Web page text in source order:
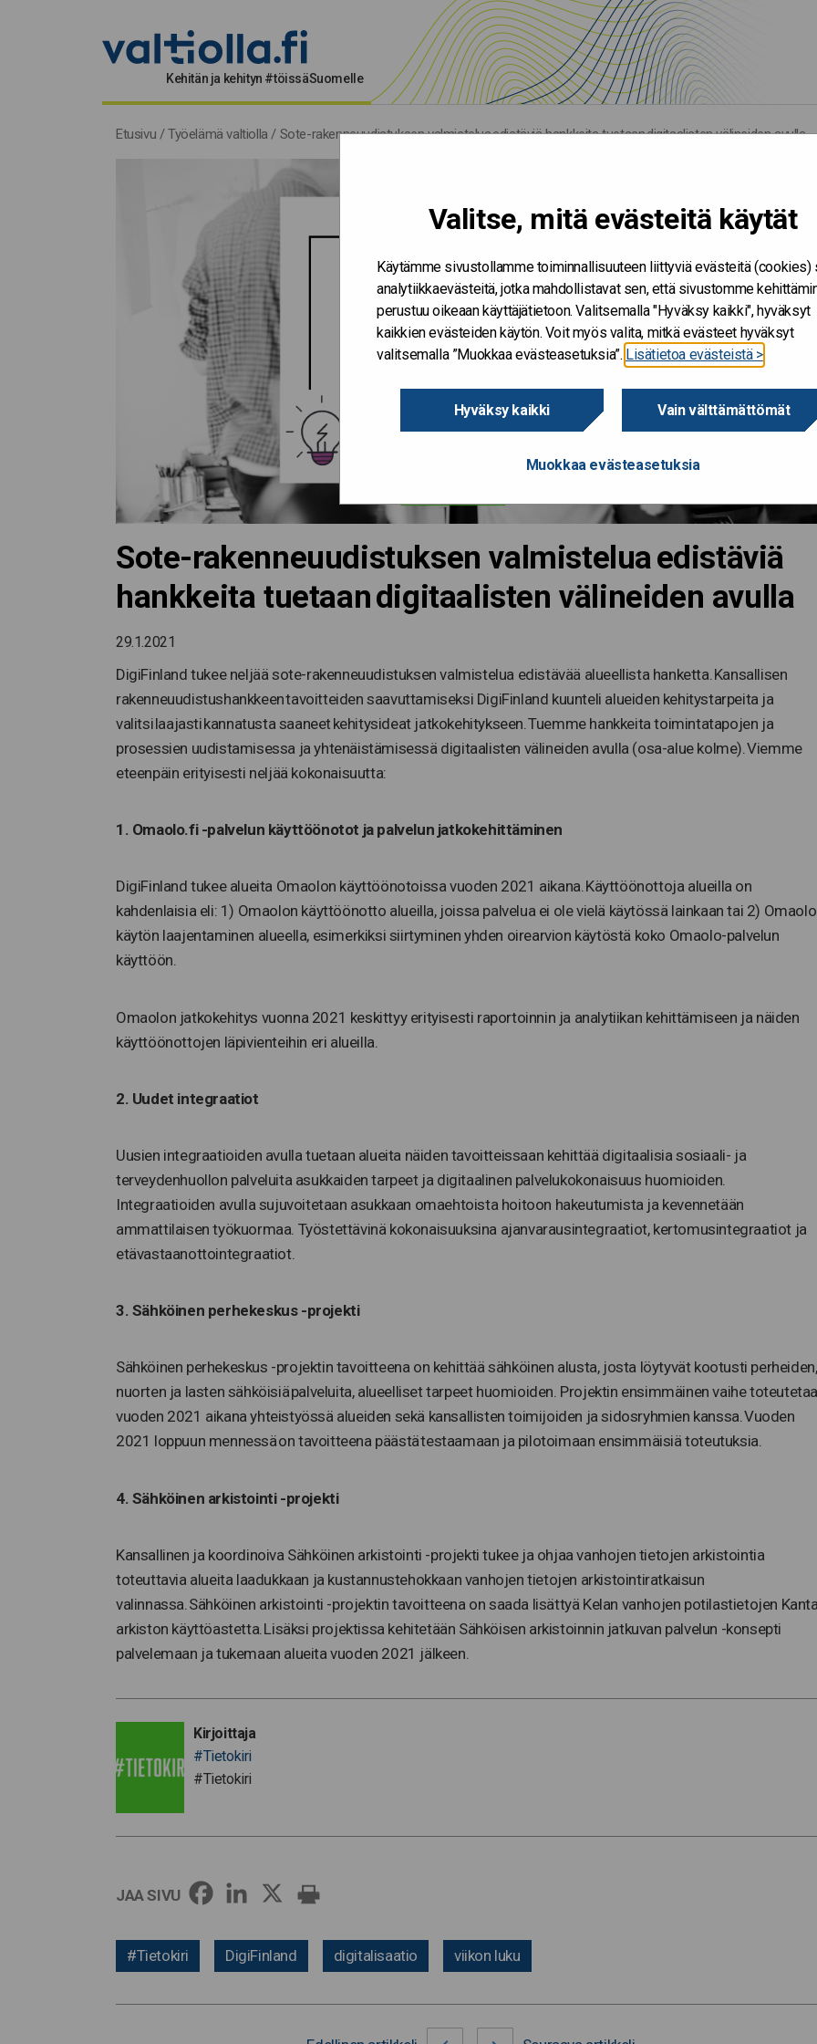
Valitse, mitä evästeitä käytät
Käytämme sivustollamme toiminnallisuuteen liittyviä evästeitä (cookies)
analytiikkaevästeitä, jotka mahdollistavat sen, että sivustomme
perustuu oikeaan käyttäjätietoon. Valitsemalla "Hyväksy kaikki", hyväksyt
kaikkien evästeiden käytön. Voit myös valita, mitkä evästeet hyväksyt
valitsemalla ”Muokkaa evästeasetuksia”. Lisätietoa evästeistä >
Hyväksy kaikki Vain välttämättömät
Muokkaa evästeasetuksia
Kehitän ja kehityn #töissäSuomelle
Etusivu /Työelämä valtiolla / Sote-rakenneuudistuksen valmistelua edistäviä hankkeita tuetaan digitaalisten välineiden avulla
Sote-rakenneuudistuksen valmistelua edistäviä
hankkeita tuetaan digitaalisten välineiden avulla
29.1.2021
DigiFinland tukee neljää sote-rakenneuudistuksen valmistelua edistävää alueellista hanketta. Kansallisen
rakenneuudistushankkeen tavoitteiden saavuttamiseksi DigiFinland kuunteli alueiden kehitystarpeita ja
valitsi laajasti kannatusta saaneet kehitysideat jatkokehitykseen. Tuemme hankkeita toimintatapojen ja
prosessien uudistamisessa ja yhtenäistämisessä digitaalisten välineiden avulla (osa-alue kolme). Viemme
eteenpäin erityisesti neljää kokonaisuutta:
1. Omaolo.fi -palvelun käyttöönotot ja palvelun jatkokehittäminen
DigiFinland tukee alueita Omaolon käyttöönotoissa vuoden 2021 aikana. Käyttöönottoja alueilla on
kahdenlaisia eli: 1) Omaolon käyttöönotto alueilla, joissa palvelua ei ole vielä käytössä lainkaan tai 2)
käytön laajentaminen alueella, esimerkiksi siirtyminen yhden oirearvion käytöstä koko Omaolo-palvelun
käyttöön.
Omaolon jatkokehitys vuonna 2021 keskittyy erityisesti raportoinnin ja analytiikan kehittämiseen ja näiden
käyttöönottojen läpivienteihin eri alueilla.
2. Uudet integraatiot
Uusien integraatioiden avulla tuetaan alueita näiden tavoitteissaan kehittää digitaalisia sosiaali- ja
terveydenhuollon palveluita asukkaiden tarpeet ja digitaalinen palvelukokonaisuus huomioiden.
Integraatioiden avulla sujuvoitetaan asukkaan omaehtoista hoitoon hakeutumista ja kevennetään
ammattilaisen työkuormaa. Työstettävinä kokonaisuuksina ajanvarausintegraatiot, kertomusintegraatiot ja
etävastaanottointegraatiot.
3. Sähköinen perhekeskus -projekti
Sähköinen perhekeskus -projektin tavoitteena on kehittää sähköinen alusta, josta löytyvät kootusti perheiden,
nuorten ja lasten sähköisiä palveluita, alueelliset tarpeet huomioiden. Projektin ensimmäinen vaihe
vuoden 2021 aikana yhteistyössä alueiden sekä kansallisten toimijoiden ja sidosryhmien kanssa. Vuoden
2021 loppuun mennessä on tavoitteena päästä testaamaan ja pilotoimaan ensimmäisiä toteutuksia.
4. Sähköinen arkistointi -projekti
Kansallinen ja koordinoiva Sähköinen arkistointi -projekti tukee ja ohjaa vanhojen tietojen arkistointia
toteuttavia alueita laadukkaan ja kustannustehokkaan vanhojen tietojen arkistointiratkaisun
valinnassa. Sähköinen arkistointi -projektin tavoitteena on saada lisättyä Kelan vanhojen potilastietojen
arkiston käyttöastetta. Lisäksi projektissa kehitetään Sähköisen arkistoinnin jatkuvan palvelun -konsepti
palvelemaan ja tukemaan alueita vuoden 2021 jälkeen.
Kirjoittaja
#Tietokiri
#Tietokiri
JAA SIVU
#Tietokiri DigiFinland digitalisaatio viikon luku